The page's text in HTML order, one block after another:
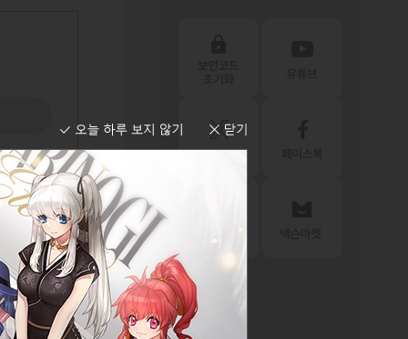
보기
목록